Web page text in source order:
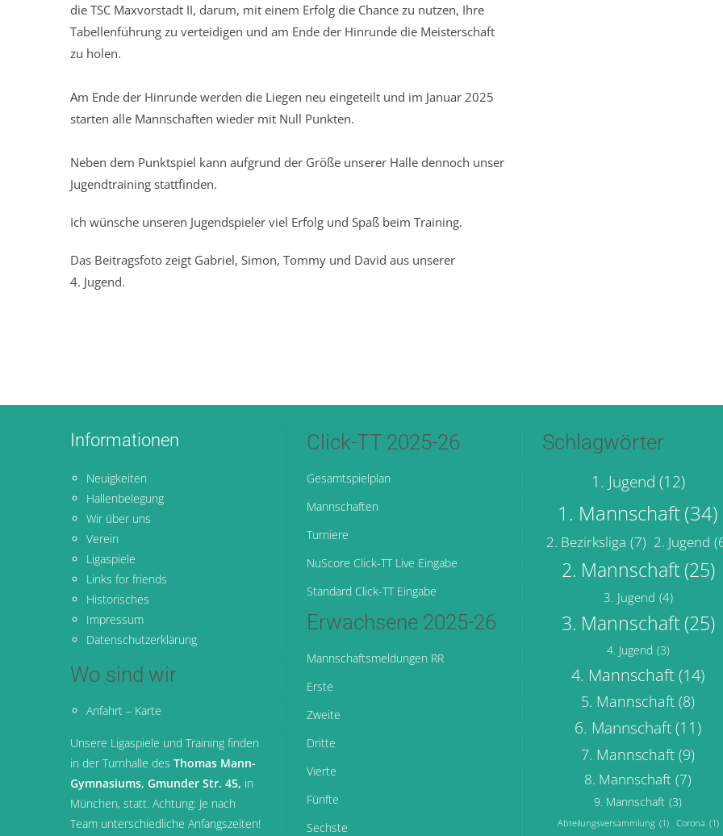
die TSC Maxvorstadt II, darum, mit einem Erfolg die Chance zu nutzen, Ihre
Tabellenführung zu verteidigen und am Ende der Hinrunde die Meisterschaft
zu holen.
Am Ende der Hinrunde werden die Liegen neu eingeteilt und im Januar 2025
starten alle Mannschaften wieder mit Null Punkten.
Neben dem Punktspiel kann aufgrund der Größe unserer Halle dennoch unser
Jugendtraining stattfinden.
Ich wünsche unseren Jugendspieler viel Erfolg und Spaß beim Training.
Das Beitragsfoto zeigt Gabriel, Simon, Tommy und David aus unserer
4. Jugend.
Informationen
Neuigkeiten
Hallenbelegung
Wir über uns
Verein
Ligaspiele
Links for friends
Historisches
Impressum
Datenschutzerklärung
Wo sind wir
Anfahrt – Karte
Unsere Ligaspiele und Training finden
in der Turnhalle des Thomas Mann-
Gymnasiums, Gmunder Str. 45, in
München, statt. Achtung: Je nach
Team unterschiedliche Anfangszeiten!
Click-TT 2025-26
Gesamtspielplan
Mannschaften
Turniere
NuScore Click-TT Live Eingabe
Standard Click-TT Eingabe
Erwachsene 2025-26
Mannschaftsmeldungen RR
Erste
Zweite
Dritte
Vierte
Fünfte
Sechste
Schlagwörter
1. Jugend (12)
1. Mannschaft(34)
2. Bezirksliga (7) 2. Jugend
2. Mannschaft (25)
3. Jugend (4)
3. Mannschaft (25)
4. Jugend (3)
4. Mannschaft(14)
5. Mannschaft (8)
6. Mannschaft (11)
7. Mannschaft (9)
8. Mannschaft (7)
9. Mannschaft (3)
Abteilungsversammlung (1) Corona (1)